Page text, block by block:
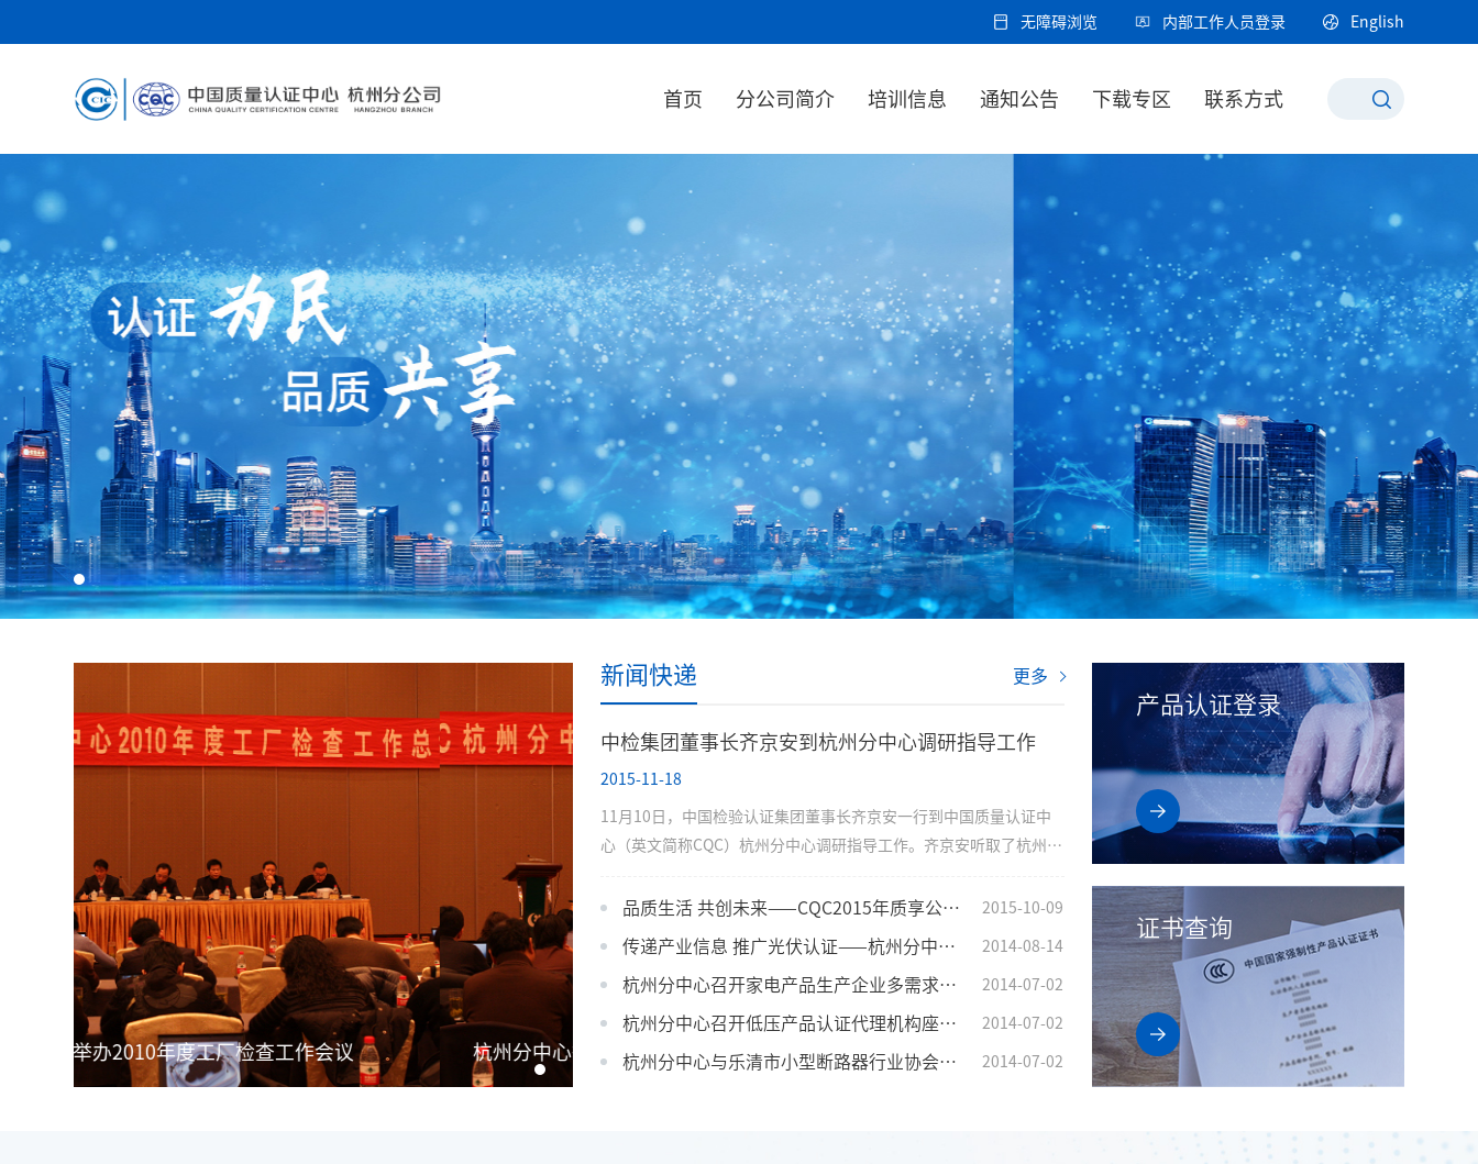
无障碍浏览 内部工作人员登录 English
首页 分公司简介 培训信息 通知公告 下载专区 联系方式
杭州分中心举办2010年度工厂检查工作会议
新闻快递 更多
中检集团董事长齐京安到杭州分中心调研指导工作
2015-11-18
11月10日，中国检验认证集团董事长齐京安一行到中国质量认证中
心（英文简称CQC）杭州分中心调研指导工作。齐京安听取了杭州分
传统认证业务，创新多元市场化业务方面所取得的工作成绩给予了充
性，...
品质生活 共创未来——CQC2015年质享公益活动进校园之中国计量学院 2015-10-09
传递产业信息 推广光伏认证——杭州分中心召开光伏产品认证宣贯会 2014-08-14
杭州分中心召开家电产品生产企业多需求客户交流会 2014-07-02
杭州分中心召开低压产品认证代理机构座谈会 2014-07-02
杭州分中心与乐清市小型断路器行业协会签署合作备忘录 2014-07-02
产品认证登录
证书查询